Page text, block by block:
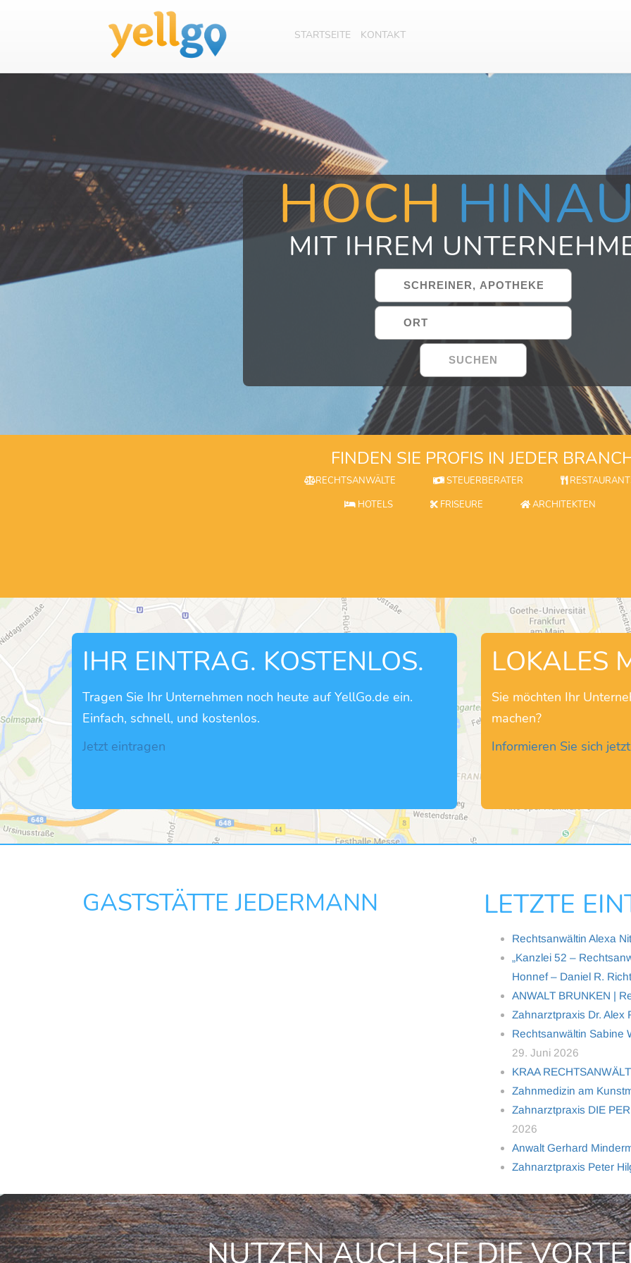
STARTSEITE KONTAKT
HOCH
MIT IHREM
FINDEN SIE PROFIS IN JEDER
RECHTSANWÄLTE STEUERBERATER
HOTELS
FRISEURE ARCHITEKTEN
IHR EINTRAG. KOSTENLOS.
Tragen Sie Ihr Unternehmen noch heute auf YellGo.de ein.
Einfach, schnell, und kostenlos.
Jetzt eintragen
LOKALES
Sie möchten Ihr
machen?
Informieren Sie sich jetzt
GASTSTÄTTE JEDERMANN LETZTE
Rechtsanwältin Alexa
„Kanzlei 52 –
Honnef – Daniel R.
ANWALT BRUNKEN |
Zahnarztpraxis Dr. Alex
Rechtsanwältin Sabine
29. Juni 2026
KRAA
Zahnmedizin am
Zahnarztpraxis DIE
2026
Anwalt Gerhard
Zahnarztpraxis Peter
NUTZEN AUCH SIE DIE